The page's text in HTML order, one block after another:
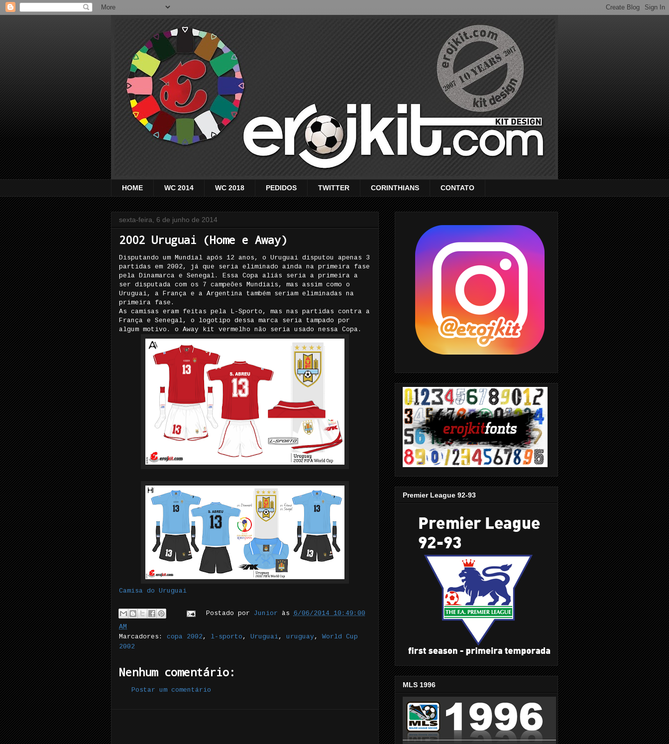
HOME WC 2014 WC 2018 PEDIDOS TWITTER CORINTHIANS CONTATO
sexta-feira, 6 de junho de 2014
2002 Uruguai (Home e Away)
Disputando um Mundial após 12 anos, o Uruguai disputou apenas 3
partidas em 2002, já que seria eliminado ainda na primeira fase
pela Dinamarca e Senegal. Essa Copa aliás seria a primeira a
ser disputada com os 7 campeões Mundiais, mas assim como o
Uruguai, a França e a Argentina também seriam eliminadas na
primeira fase.
As camisas eram feitas pela L-Sporto, mas nas partidas contra a
França e Senegal, o logotipo dessa marca seria tampado por
algum motivo. o Away kit vermelho não seria usado nessa Copa.
Camisa do Uruguai
Postado por Junior às 6/06/2014 10:49:00
AM
Marcadores: copa 2002 , l-sporto , Uruguai, uruguay, World Cup
2002
Nenhum comentário:
Postar um comentário
Premier League 92-93
MLS 1996